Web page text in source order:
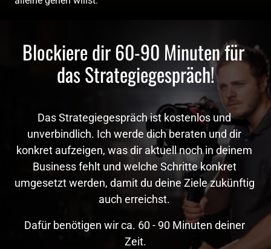
Blockiere dir 60-90 Minuten für
das Strategiegespräch!
Das Strategiegespräch ist kostenlos und
unverbindlich. Ich werde dich beraten und dir
konkret aufzeigen, was dir aktuell noch in deinem
Business fehlt und welche Schritte konkret
umgesetzt werden, damit du deine Ziele zukünftig
auch erreichst.
Dafür benötigen wir ca. 60 - 90 Minuten deiner
Zeit.